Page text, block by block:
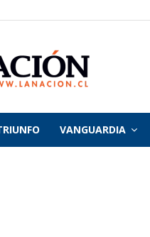
La VANGUARDIA